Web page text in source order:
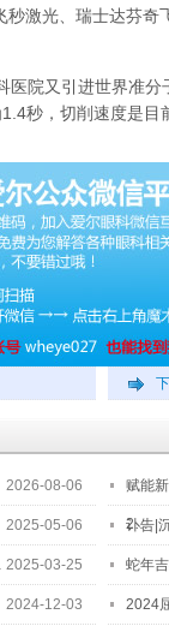
激光、瑞士达芬
医院又引进世界准
秒，切削速度是目
2026-08-06 赋能
2…
2025-05-06 讣告|
2025-03-25 蛇年
2024-12-03 2024